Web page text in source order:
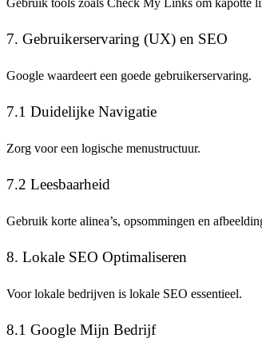
7. Gebruikerservaring (UX) en SEO
Google waardeert een goede gebruikerservaring.
7.1 Duidelijke Navigatie
Zorg voor een logische menustructuur.
7.2 Leesbaarheid
Gebruik korte alinea’s, opsommingen en
8. Lokale SEO Optimaliseren
Voor lokale bedrijven is lokale SEO essentieel.
8.1 Google Mijn Bedrijf